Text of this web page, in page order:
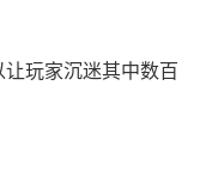
玩家沉迷其中数百